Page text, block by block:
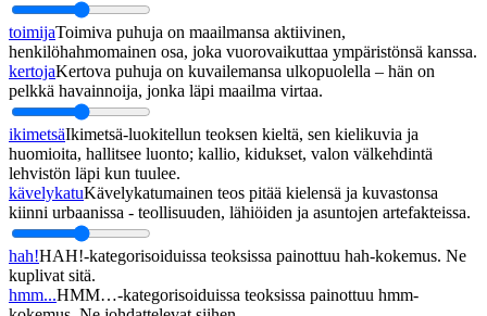
toimijaToimiva puhuja on maailmansa aktiivinen,
henkilöhahmomainen osa, joka vuorovaikuttaa ympäristönsä kanssa.
kertojaKertova puhuja on kuvailemansa ulkopuolella – hän on
pelkkä havainnoija, jonka läpi maailma virtaa.
ikimetsäIkimetsä-luokitellun teoksen kieltä, sen kielikuvia ja
huomioita, hallitsee luonto; kallio, kidukset, valon välkehdintä
lehvistön läpi kun tuulee.
kävelykatuKävelykatumainen teos pitää kielensä ja kuvastonsa
kiinni urbaanissa - teollisuuden, lähiöiden ja asuntojen artefakteissa.
hah!HAH!-kategorisoiduissa teoksissa painottuu hah-kokemus. Ne
kuplivat sitä.
hmm...HMM…-kategorisoiduissa teoksissa painottuu hmm-